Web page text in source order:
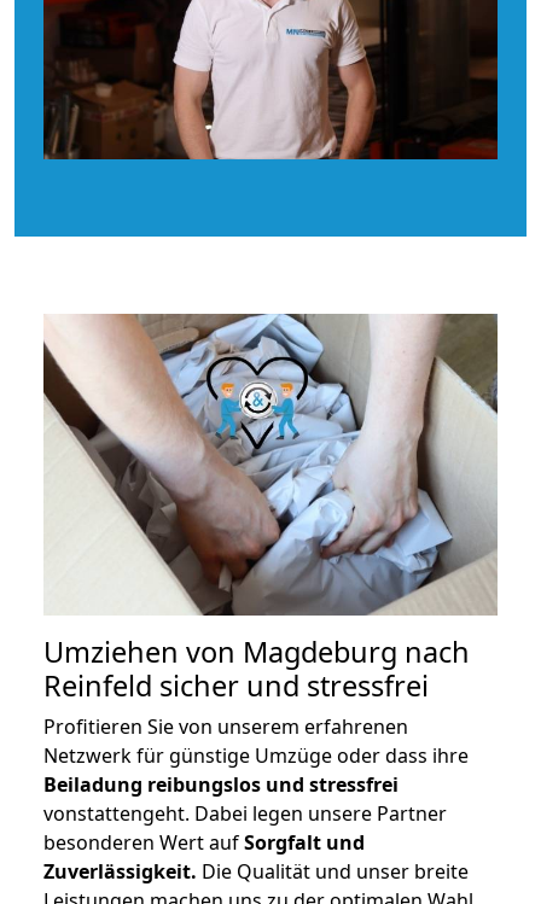
Umziehen von Magdeburg nach
Reinfeld sicher und stressfrei
Profitieren Sie von unserem erfahrenen
Netzwerk für günstige Umzüge oder dass ihre
Beiladung reibungslos und stressfrei
vonstattengeht. Dabei legen unsere Partner
besonderen Wert aufSorgfalt und
Zuverlässigkeit. Die Qualität und unser breite